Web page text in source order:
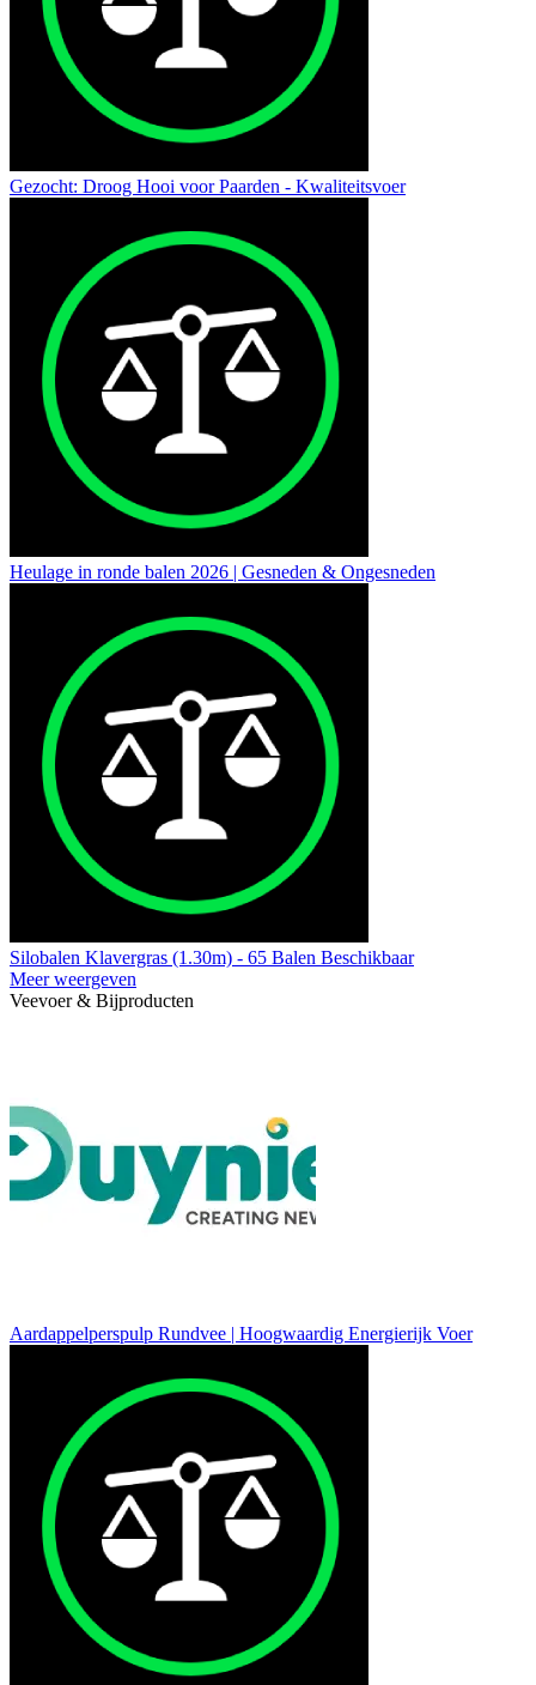
Gezocht: Droog Hooi voor Paarden - Kwaliteitsvoer
Heulage in ronde balen 2026 | Gesneden & Ongesneden
Silobalen Klavergras (1.30m) - 65 Balen Beschikbaar
Meer weergeven
Veevoer & Bijproducten
Aardappelperspulp Rundvee | Hoogwaardig Energierijk Voer